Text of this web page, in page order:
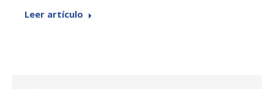
Leer artículo